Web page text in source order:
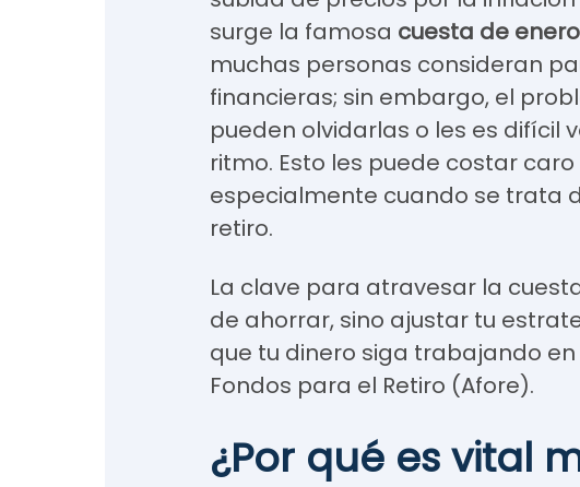
surge la famosa cuesta de enero
muchas personas consideran
financieras; sin embargo, el
pueden olvidarlas o les es difícil
ritmo. Esto les puede costar
especialmente cuando se trata
retiro.
La clave para atravesar la
de ahorrar, sino ajustar tu
que tu dinero siga trabajando
Fondos para el Retiro (Afore).
¿Por qué es vital